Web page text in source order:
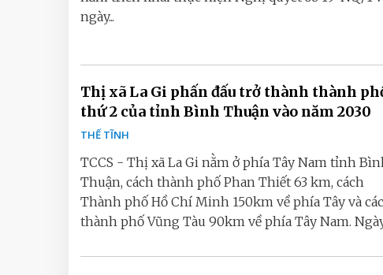
ngày...
Thị xã La Gi phấn đấu trở thành thành
thứ 2 của tỉnh Bình Thuận vào năm 2030
THẾ TĨNH
TCCS - Thị xã La Gi nằm ở phía Tây Nam tỉnh
Thuận, cách thành phố Phan Thiết 63 km, cách
Thành phố Hồ Chí Minh 150km về phía Tây và
thành phố Vũng Tàu 90km về phía Tây Nam.